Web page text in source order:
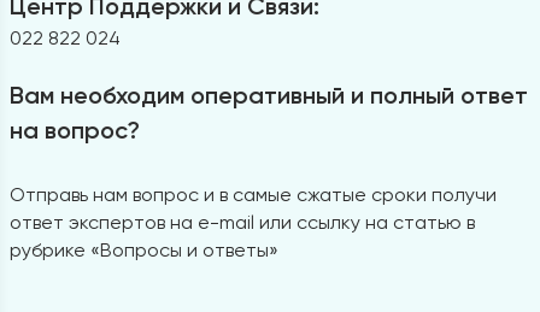
Центр Поддержки и Связи:
022 822 024
Вам необходим оперативный и полный ответ
на вопрос?
Отправь нам вопрос и в самые сжатые сроки получи
ответ экспертов на e-mail или ссылку на статью в
рубрике «Вопросы и ответы»